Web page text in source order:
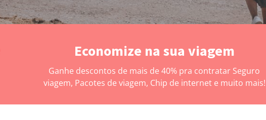
Economize na sua viagem
Ganhe descontos de mais de 40% pra contratar Seguro
viagem, Pacotes de viagem, Chip de internet e muito mais!